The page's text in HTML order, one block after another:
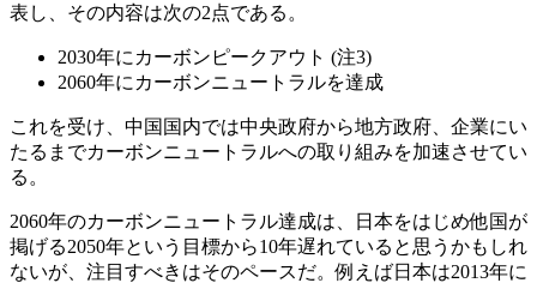
表し、その内容は次の2点である。
2030年にカーボンピークアウト (注3)
2060年にカーボンニュートラルを達成
これを受け、中国国内では中央政府から地方政府、企業にい
たるまでカーボンニュートラルへの取り組みを加速させてい
る。
2060年のカーボンニュートラル達成は、日本をはじめ他国が
掲げる2050年という目標から10年遅れていると思うかもしれ
ないが、注目すべきはそのペースだ。例えば日本は2013年に